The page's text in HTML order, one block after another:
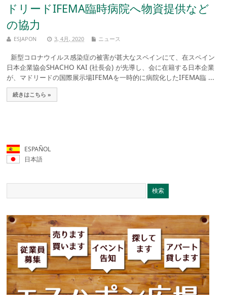
ドリードIFEMA臨時病院へ物資提供など
の協力
ESJAPON 3, 4月, 2020 ニュース
新型コロナウイルス感染症の被害が甚大なスペインにて、在スペイン
日本企業協会SHACHO KAI (社長会) が先導し、会に在籍する日本企業
が、マドリードの国際展示場IFEMAを一時的に病院化したIFEMA臨 ...
続きはこちら »
ESPAÑOL
日本語